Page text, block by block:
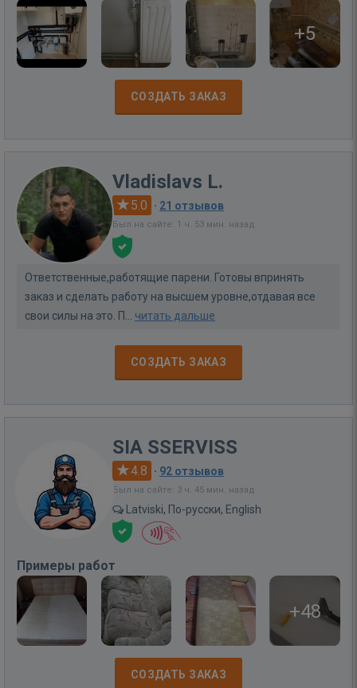
+5
СОЗДАТЬ ЗАКАЗ
Vladislavs L.
5.0 · 21 отзывов
Был на сайте: 1 ч. 53 мин. назад
Ответственные,работящие парени. Готовы впринять
заказ и сделать работу на высшем уровне,отдавая все
свои силы на это. П... читать дальше
СОЗДАТЬ ЗАКАЗ
SIA SSERVISS
4.8 · 92 отзывов
Был на сайте: 3 ч. 45 мин. назад
Latviski, По-русски, English
Примеры работ
+48
СОЗДАТЬ ЗАКАЗ